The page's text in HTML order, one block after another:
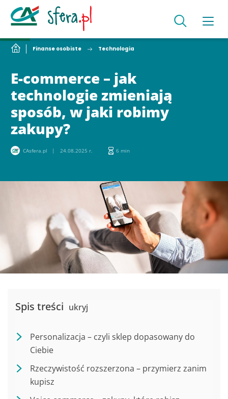
Finanse osobiste Technologia
E-commerce – jak
technologie zmieniają
sposób, w jaki robimy
zakupy?
CAsfera.pl 24.08.2025 r. 6 min
Spis treści ukryj
Personalizacja – czyli sklep dopasowany do
Ciebie
Rzeczywistość rozszerzona – przymierz zanim
kupisz